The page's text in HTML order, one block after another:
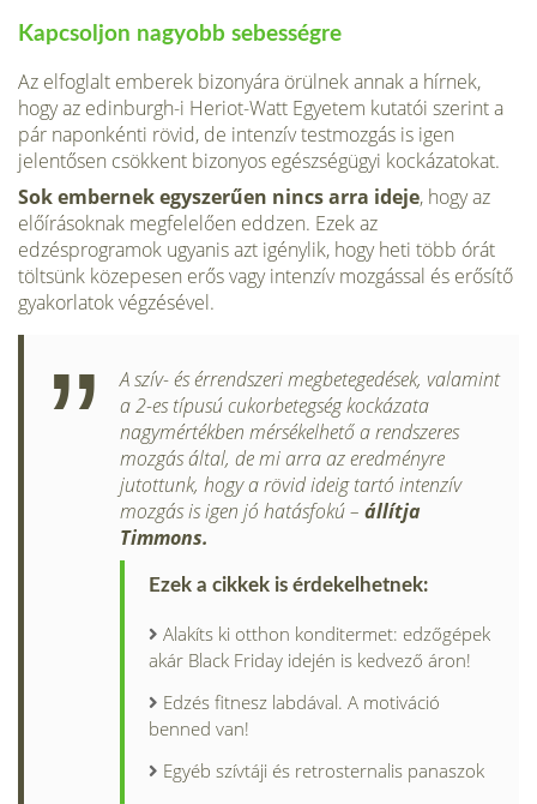
Kapcsoljon nagyobb sebességre
Az elfoglalt emberek bizonyára örülnek annak a hírnek,
hogy az edinburgh-i Heriot-Watt Egyetem kutatói szerint a
pár naponkénti rövid, de intenzív testmozgás is igen
jelentősen csökkent bizonyos egészségügyi kockázatokat.
Sok embernek egyszerűen nincs arra ideje, hogy az
előírásoknak megfelelően eddzen. Ezek az
edzésprogramok ugyanis azt igénylik, hogy heti több órát
töltsünk közepesen erős vagy intenzív mozgással és erősítő
gyakorlatok végzésével.
A szív- és érrendszeri megbetegedések, valamint
a 2-es típusú cukorbetegség kockázata
nagymértékben mérsékelhető a rendszeres
mozgás által, de mi arra az eredményre
jutottunk, hogy a rövid ideig tartó intenzív
mozgás is igen jó hatásfokú – állítja
Timmons.
Ezek a cikkek is érdekelhetnek:
Alakíts ki otthon konditermet: edzőgépek
akár Black Friday idején is kedvező áron!
Edzés fitnesz labdával. A motiváció
benned van!
Egyéb szívtáji és retrosternalis panaszok